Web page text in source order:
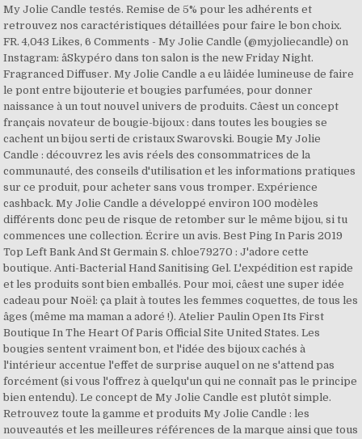
My Jolie Candle testés. Remise de 5% pour les adhérents et
retrouvez nos caractéristiques détaillées pour faire le bon choix.
FR. 4,043 Likes, 6 Comments - My Jolie Candle (@myjoliecandle) on
Instagram: âSkypéro dans ton salon is the new Friday Night.
Fragranced Diffuser. My Jolie Candle a eu lâidée lumineuse de faire
le pont entre bijouterie et bougies parfumées, pour donner
naissance à un tout nouvel univers de produits. Câest un concept
français novateur de bougie-bijoux : dans toutes les bougies se
cachent un bijou serti de cristaux Swarovski. Bougie My Jolie
Candle : découvrez les avis réels des consommatrices de la
communauté, des conseils d'utilisation et les informations pratiques
sur ce produit, pour acheter sans vous tromper. Expérience
cashback. My Jolie Candle a développé environ 100 modèles
différents donc peu de risque de retomber sur le même bijou, si tu
commences une collection. Écrire un avis. Best Ping In Paris 2019
Top Left Bank And St Germain S. chloe79270 : J'adore cette
boutique. Anti-Bacterial Hand Sanitising Gel. L'expédition est rapide
et les produits sont bien emballés. Pour moi, câest une super idée
cadeau pour Noël: ça plait à toutes les femmes coquettes, de tous les
âges (même ma maman a adoré !). Atelier Paulin Open Its First
Boutique In The Heart Of Paris Official Site United States. Les
bougies sentent vraiment bon, et l'idée des bijoux cachés à
l'intérieur accentue l'effet de surprise auquel on ne s'attend pas
forcément (si vous l'offrez à quelqu'un qui ne connaît pas le principe
bien entendu). Le concept de My Jolie Candle est plutôt simple.
Retrouvez toute la gamme et produits My Jolie Candle : les
nouveautés et les meilleures références de la marque ainsi que tous